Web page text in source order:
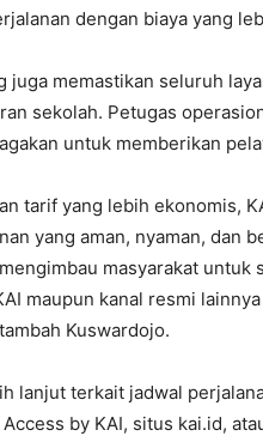
dengan biaya yang
juga memastikan seluruh
sekolah. Petugas
untuk memberikan
tarif yang lebih ekonomis,
yang aman, nyaman, dan
masyarakat
maupun kanal resmi
Kuswardojo.
lanjut terkait jadwal
by KAI, situs kai.id,